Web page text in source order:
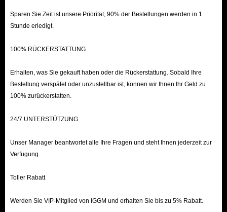
Sparen Sie Zeit ist unsere Priorität, 90% der Bestellungen werden in 1
Stunde erledigt.
100% RÜCKERSTATTUNG
Erhalten, was Sie gekauft haben oder die Rückerstattung. Sobald Ihre
Bestellung verspätet oder unzustellbar ist, können wir Ihnen Ihr Geld zu
100% zurückerstatten.
24/7 UNTERSTÜTZUNG
Unser Manager beantwortet alle Ihre Fragen und steht Ihnen jederzeit zur
Verfügung.
Toller Rabatt
Werden Sie VIP-Mitglied von IGGM und erhalten Sie bis zu 5% Rabatt.